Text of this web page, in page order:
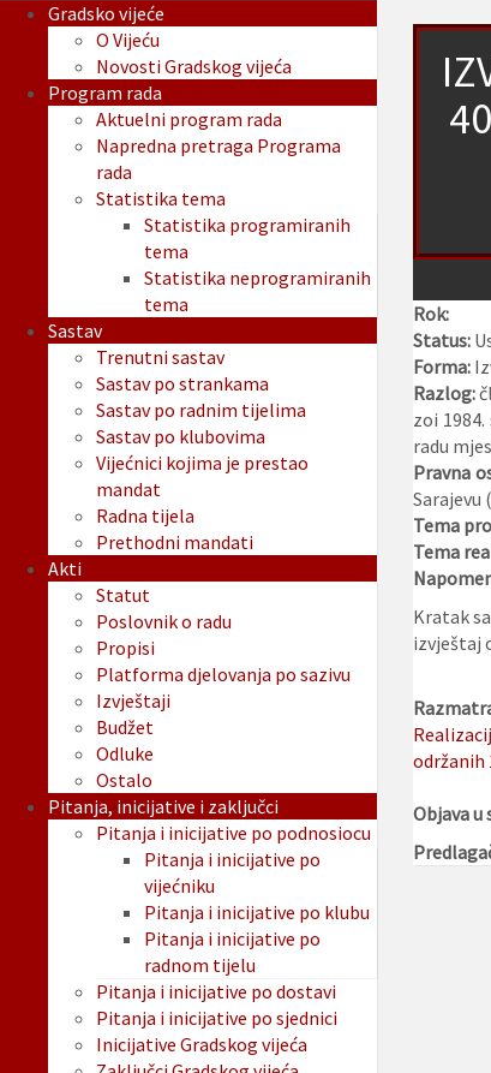
Rok:
Status:
Forma:
Razlog:
zoi
radu
Pravna
Sarajevu
Tema
Tema
Kratak
izvještaj
održanih
Objava u
Gradsko vijeće
O Vijeću
Novosti Gradskog vijeća
Program rada
Aktuelni program rada
Napredna pretraga Programa
rada
Statistika tema
Statistika programiranih
tema
Statistika neprogramiranih
tema
Sastav
Trenutni sastav
Sastav po strankama
Sastav po radnim tijelima
Sastav po klubovima
Vijećnici kojima je prestao
mandat
Radna tijela
Prethodni mandati
Akti
Statut
Poslovnik o radu
Propisi
Platforma djelovanja po sazivu
Izvještaji
Budžet
Odluke
Ostalo
Pitanja, inicijative i zaključci
Pitanja i inicijative po podnosiocu
Pitanja i inicijative po
vijećniku
Pitanja i inicijative po klubu
Pitanja i inicijative po
radnom tijelu
Pitanja i inicijative po dostavi
Pitanja i inicijative po sjednici
Inicijative Gradskog vijeća